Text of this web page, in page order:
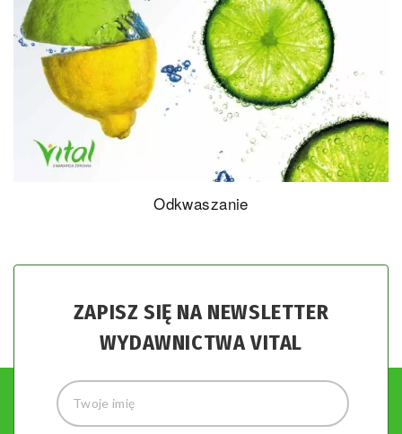
Odkwaszanie
ZAPISZ SIĘ NA NEWSLETTER
WYDAWNICTWA VITAL